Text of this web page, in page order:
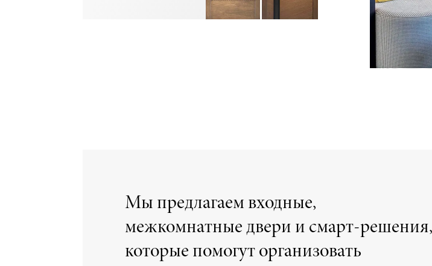
Мы предлагаем входные,
межкомнатные двери и смарт-решения,
которые помогут организовать